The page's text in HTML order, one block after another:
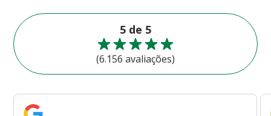
5 de 5
(6.156 avaliações)